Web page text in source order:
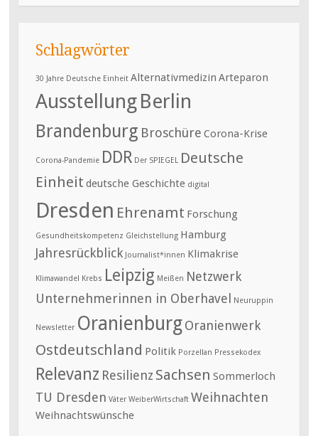
Schlagwörter
30 Jahre Deutsche Einheit Alternativmedizin Arteparon
AusstellungBerlin
Brandenburg Broschüre Corona-Krise
Corona-Pandemie DDR Der SPIEGEL Deutsche
Einheit deutsche Geschichte digital
Dresden Ehrenamt Forschung
Gesundheitskompetenz Gleichstellung Hamburg
Jahresrückblick Journalist*innen Klimakrise
Klimawandel Krebs Leipzig Meißen Netzwerk
Unternehmerinnen in Oberhavel
Neuruppin
Newsletter OranienburgOranienwerk
Ostdeutschland Politik Porzellan Pressekodex
Relevanz Resilienz Sachsen Sommerloch
TU Dresden Väter WeiberWirtschaft Weihnachten
Weihnachtswünsche